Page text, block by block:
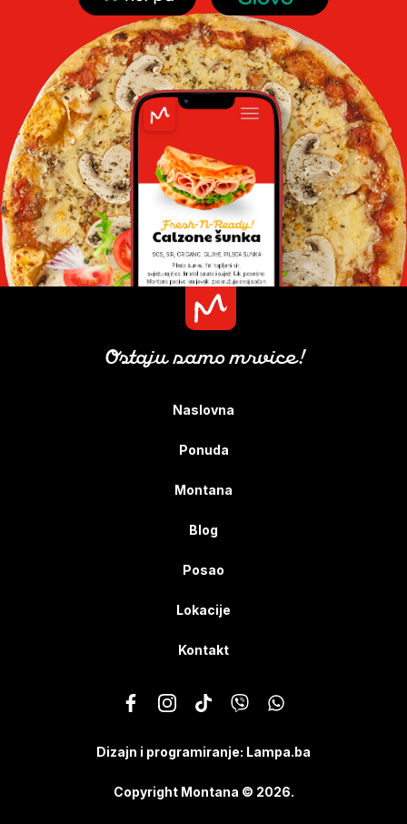
Ostaju samo mrvice!
Naslovna
Ponuda
Montana
Blog
Posao
Lokacije
Kontakt
Dizajn i programiranje: Lampa.ba
Copyright Montana © 2026.